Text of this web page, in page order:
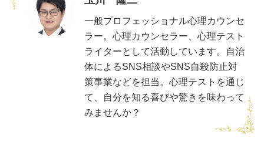
一般プロフェッショナル心理カウンセ
ラー。心理カウンセラー、心理テスト
ライターとして活動しています。自治
体によるSNS相談やSNS自殺防止対
策事業などを担当。心理テストを通じ
て、自分を知る喜びや驚きを味わって
みませんか？